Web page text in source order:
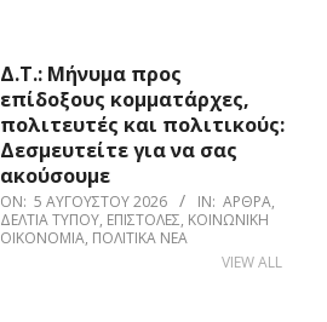
Δ.Τ.: Μήνυμα προς
επίδοξους κομματάρχες,
πολιτευτές και πολιτικούς:
Δεσμευτείτε για να σας
ακούσουμε
ON: 5 ΑΥΓΟΎΣΤΟΥ 2026 IN: ΆΡΘΡΑ,
ΔΕΛΤΊΑ ΤΎΠΟΥ, ΕΠΙΣΤΟΛΈΣ, ΚΟΙΝΩΝΙΚΉ
ΟΙΚΟΝΟΜΊΑ, ΠΟΛΙΤΙΚΆ ΝΈΑ
VIEW ALL